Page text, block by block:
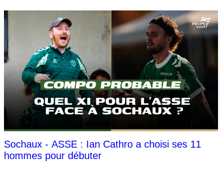
Sochaux - ASSE : Ian Cathro a choisi ses 11
hommes pour débuter